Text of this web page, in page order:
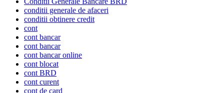
conditii generale de afaceri
conditii obtinere credit
cont
cont bancar
cont bancar
cont bancar online
cont blocat
cont BRD
cont curent
cont de card